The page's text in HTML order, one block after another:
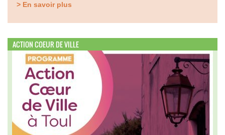
> En savoir plus
ACTION COEUR DE VILLE